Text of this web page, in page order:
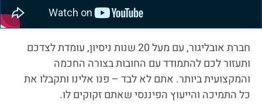
חברת אובליגור, עם מעל 20 שנות ניסיון, עומדת לצדכם
ותעזור לכם להתמודד עם החובות בצורה החכמה
והמקצועית ביותר. אתם לא לבד – פנו אלינו ותקבלו את
כל התמיכה והייעוץ הפיננסי שאתם זקוקים לו.